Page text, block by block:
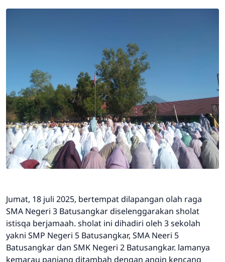
Jumat, 18 juli 2025, bertempat dilapangan olah raga
SMA Negeri 3 Batusangkar diselenggarakan sholat
istisqa berjamaah. sholat ini dihadiri oleh 3 sekolah
yakni SMP Negeri 5 Batusangkar, SMA Neeri 5
Batusangkar dan SMK Negeri 2 Batusangkar. lamanya
kemarau panjang ditambah dengan angin kencang